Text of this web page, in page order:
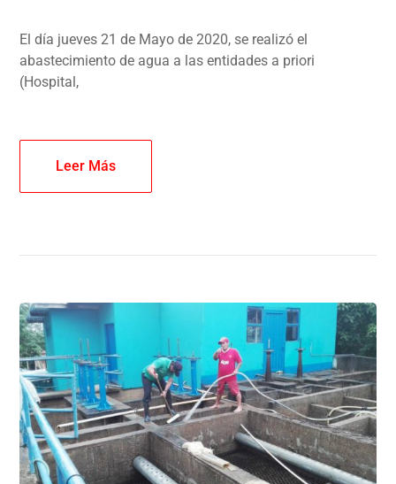
El día jueves 21 de Mayo de 2020, se realizó el
abastecimiento de agua a las entidades a priori
(Hospital,
Leer Más